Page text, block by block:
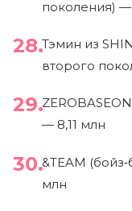
поколения)
Тэмин из
второго
— 8,11 млн
&TEAM
млн